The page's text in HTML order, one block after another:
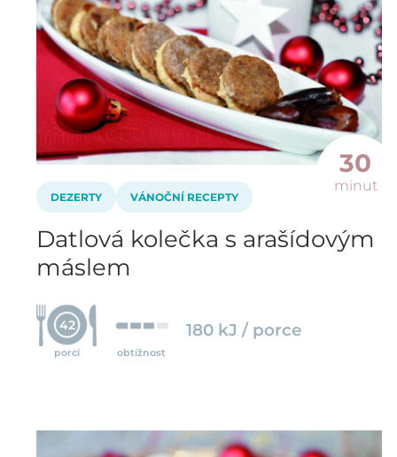
30
minut
DEZERTY VÁNOČNÍ RECEPTY
Datlová kolečka s arašídovým
máslem
42
porcí obtížnost
180 kJ / porce